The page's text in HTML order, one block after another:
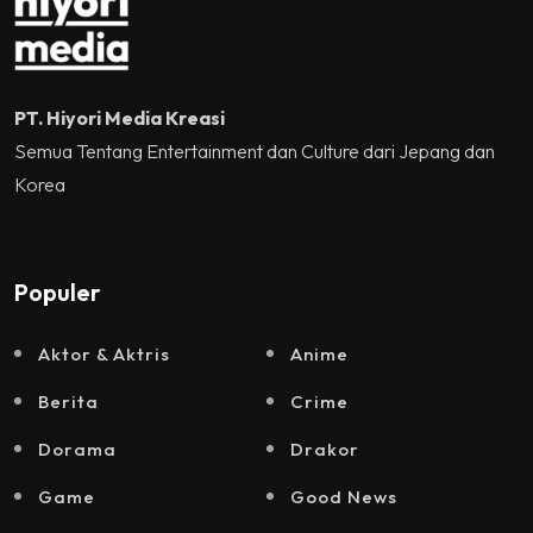
PT. Hiyori Media Kreasi
Semua Tentang Entertainment dan Culture dari Jepang dan
Korea
Populer
Aktor & Aktris Anime
Berita Crime
Dorama Drakor
Game Good News